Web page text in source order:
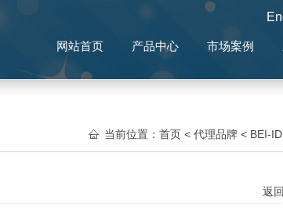
网站首页 产品中心 市场案例
当前位置： 首页 < 代理品牌 < BEI-
返